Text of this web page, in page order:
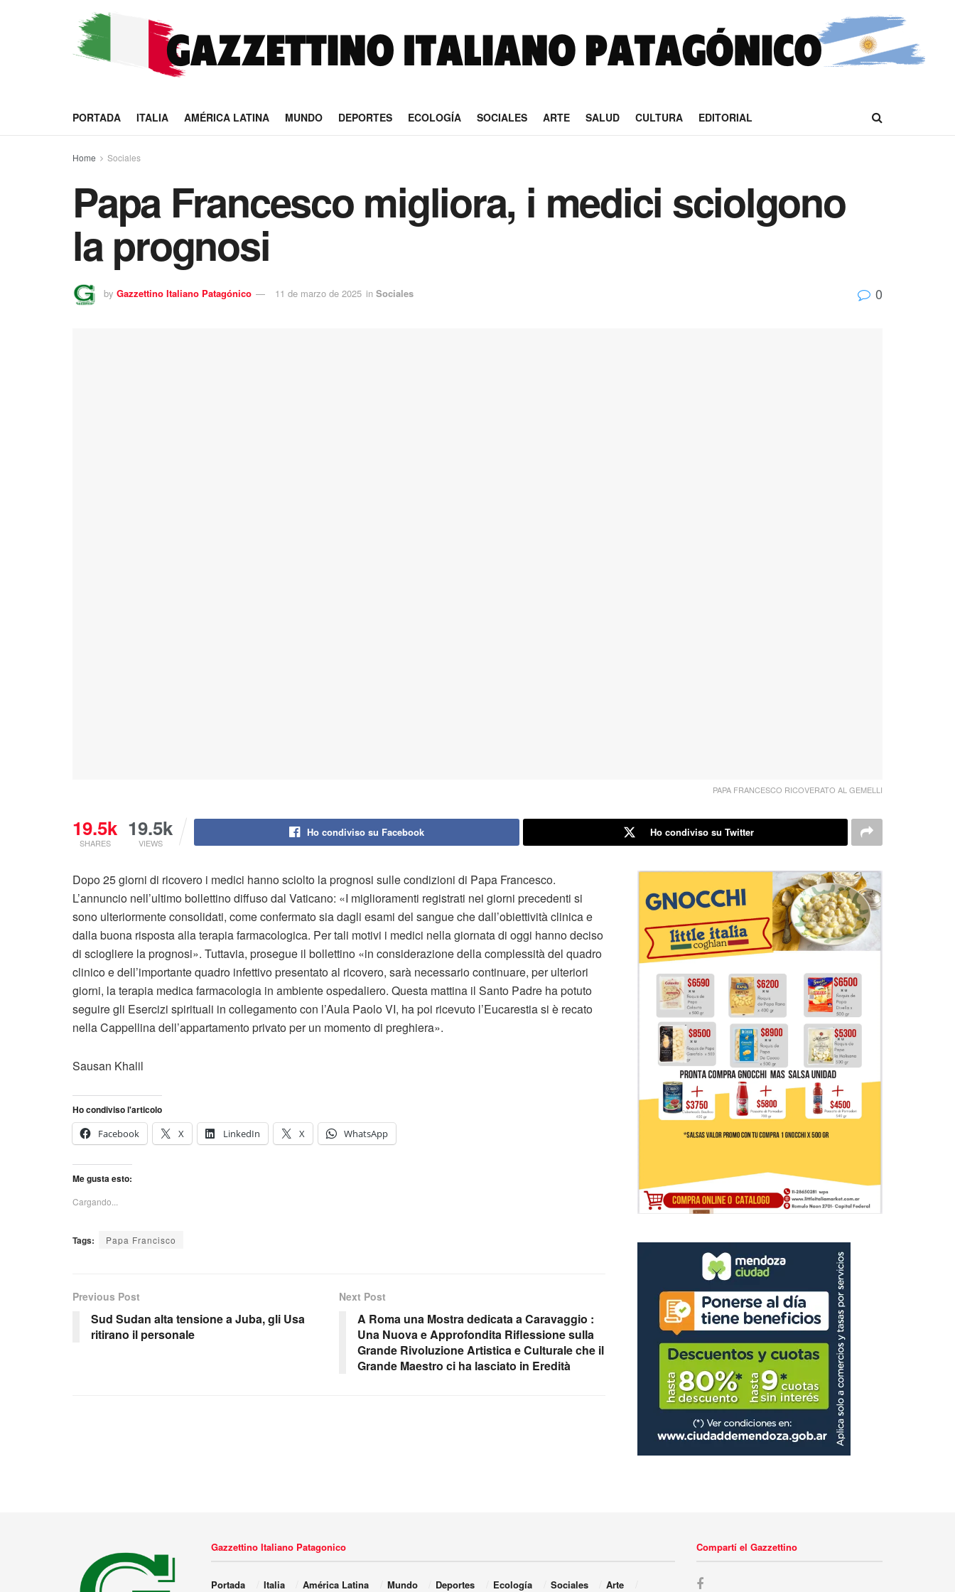
PORTADA ITALIA AMÉRICA LATINA MUNDO DEPORTES ECOLOGÍA SOCIALES ARTE SALUD CULTURA EDITORIAL
Home Sociales
Papa Francesco migliora, i medici sciolgono
la prognosi
by Gazzettino Italiano Patagónico 11 de marzo de 2025 in Sociales 0
PAPA FRANCESCO RICOVERATO AL GEMELLI
19.5k
SHARES
19.5k
VIEWS
Ho condiviso su Facebook Ho condiviso su Twitter
Dopo 25 giorni di ricovero i medici hanno sciolto la prognosi sulle condizioni di Papa Francesco.
L’annuncio nell’ultimo bollettino diffuso dal Vaticano: «I miglioramenti registrati nei giorni precedenti si
sono ulteriormente consolidati, come confermato sia dagli esami del sangue che dall’obiettività clinica e
dalla buona risposta alla terapia farmacologica. Per tali motivi i medici nella giornata di oggi hanno deciso
di sciogliere la prognosi». Tuttavia, prosegue il bollettino «in considerazione della complessità del quadro
clinico e dell’importante quadro infettivo presentato al ricovero, sarà necessario continuare, per ulteriori
giorni, la terapia medica farmacologia in ambiente ospedaliero. Questa mattina il Santo Padre ha potuto
seguire gli Esercizi spirituali in collegamento con l’Aula Paolo VI, ha poi ricevuto l’Eucarestia si è recato
nella Cappellina dell’appartamento privato per un momento di preghiera».
Sausan Khalil
Ho condiviso l'articolo
Facebook
X LinkedIn X WhatsApp
Me gusta esto:
Cargando...
Tags: Papa Francisco
Previous Post
Sud Sudan alta tensione a Juba, gli Usa
ritirano il personale
Next Post
A Roma una Mostra dedicata a Caravaggio :
Una Nuova e Approfondita Riflessione sulla
Grande Rivoluzione Artistica e Culturale che il
Grande Maestro ci ha lasciato in Eredità
Gazzettino Italiano Patagonico
Portada Italia América Latina Mundo Deportes Ecología Sociales Arte
Compartí el Gazzettino